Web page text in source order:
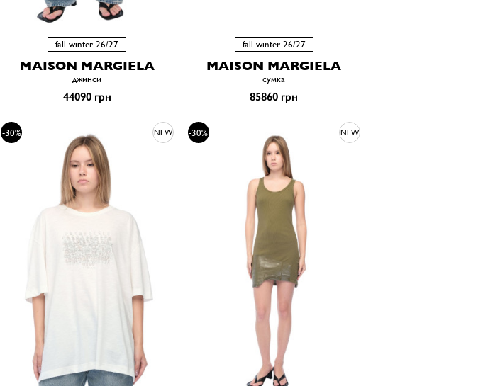
fall winter 26/27
MAISON MARGIELA
джинси
44090 грн
fall winter 26/27
MAISON MARGIELA
сумка
85860 грн
-30% NEW -30% NEW